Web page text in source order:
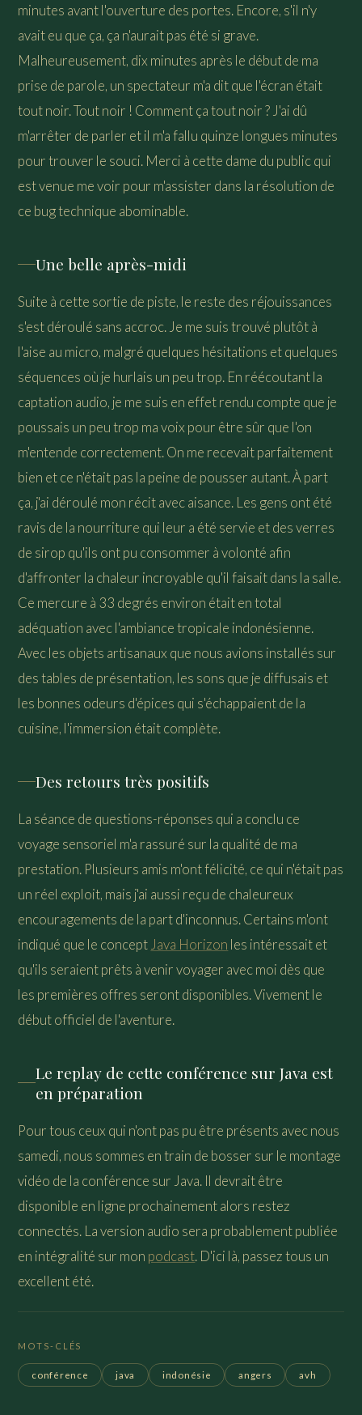
minutes avant l'ouverture des portes. Encore, s'il n'y
avait eu que ça, ça n'aurait pas été si grave.
Malheureusement, dix minutes après le début de ma
prise de parole, un spectateur m'a dit que l'écran était
tout noir. Tout noir ! Comment ça tout noir ? J'ai dû
m'arrêter de parler et il m'a fallu quinze longues minutes
pour trouver le souci. Merci à cette dame du public qui
est venue me voir pour m'assister dans la résolution de
ce bug technique abominable.
Une belle après-midi
Suite à cette sortie de piste, le reste des réjouissances
s'est déroulé sans accroc. Je me suis trouvé plutôt à
l'aise au micro, malgré quelques hésitations et quelques
séquences où je hurlais un peu trop. En réécoutant la
captation audio, je me suis en effet rendu compte que je
poussais un peu trop ma voix pour être sûr que l'on
m'entende correctement. On me recevait parfaitement
bien et ce n'était pas la peine de pousser autant. À part
ça, j'ai déroulé mon récit avec aisance. Les gens ont été
ravis de la nourriture qui leur a été servie et des verres
de sirop qu'ils ont pu consommer à volonté afin
d'affronter la chaleur incroyable qu'il faisait dans la salle.
Ce mercure à 33 degrés environ était en total
adéquation avec l'ambiance tropicale indonésienne.
Avec les objets artisanaux que nous avions installés sur
des tables de présentation, les sons que je diffusais et
les bonnes odeurs d'épices qui s'échappaient de la
cuisine, l'immersion était complète.
Des retours très positifs
La séance de questions-réponses qui a conclu ce
voyage sensoriel m'a rassuré sur la qualité de ma
prestation. Plusieurs amis m'ont félicité, ce qui n'était pas
un réel exploit, mais j'ai aussi reçu de chaleureux
encouragements de la part d'inconnus. Certains m'ont
indiqué que le concept Java Horizon les intéressait et
qu'ils seraient prêts à venir voyager avec moi dès que
les premières offres seront disponibles. Vivement le
début officiel de l'aventure.
Le replay de cette conférence sur Java est
en préparation
Pour tous ceux qui n'ont pas pu être présents avec nous
samedi, nous sommes en train de bosser sur le montage
vidéo de la conférence sur Java. Il devrait être
disponible en ligne prochainement alors restez
connectés. La version audio sera probablement publiée
en intégralité sur mon podcast. D'ici là, passez tous un
excellent été.
MOTS-CLÉS
conférence java indonésie angers avh